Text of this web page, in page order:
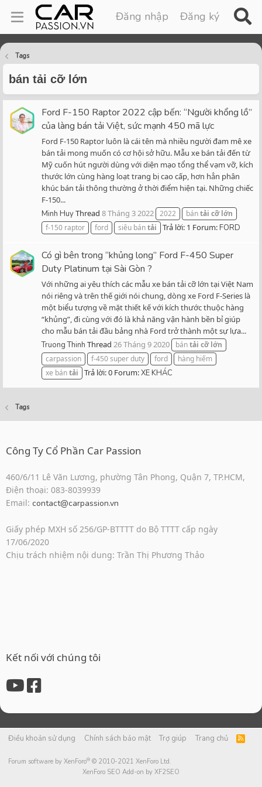
Đăng nhập Đăng ký
Tags
bán tải cỡ lớn
Ford F-150 Raptor 2022 cập bến: “Người khổng lồ”
của làng bán tải Việt, sức mạnh 450 mã lực
Ford F-150 Raptor luôn là cái tên mà nhiều người đam mê xe
bán tải mong muốn có cơ hội sở hữu. Mẫu xe bán tải đến từ
Mỹ cuốn hút người dùng với diện mạo tổng thể vạm vỡ, kích
thước lớn cùng hàng loạt trang bị cao cấp, hơn hẳn phân
khúc bán tải thông thường ở thời điểm hiện tại. Những chiếc
F-150...
Minh HuyThread 8 Tháng 3 2022 2022 bántải cỡ lớn
f-150 raptor
ford siêu bántải Trả lời: 1 Forum:FORD
Có gì bên trong “khủng long” Ford F-450 Super
Duty Platinum tại Sài Gòn ?
Với những ai yêu thích các mẫu xe bán tải cỡ lớn tại Việt Nam
nói riêng và trên thế giới nói chung, dòng xe Ford F-Series là
một biểu tượng về mặt thiết kế với kích thước thuộc hàng
“khủng”, đi cùng với đó là khả năng vận hành bền bỉ giúp
cho mẫu bán tải đầu bảng nhà Ford trở thành một sự lựa...
Truong Thinh Thread 26 Tháng 9 2020 bántải cỡ lớn
carpassion
f-450 super duty ford
hàng hiếm
xe bántải Trả lời: 0 Forum:XE KHÁC
Tags
Công Ty Cổ Phần Car Passion
460/6/11 Lê Văn Lương, phường Tân Phong, Quận 7, TP.HCM,
Điện thoại: 083-8039939
Email: contact@carpassion.vn
Giấy phép MXH số 256/GP-BTTTT do Bộ TTTT cấp ngày
17/06/2020
Chịu trách nhiệm nội dung: Trần Thị Phương Thảo
Kết nối với chúng tôi
Điều khoản sử dụng Chính sách bảo mật Trợ giúp Trang chủ
R
S
Forum software by XenForo® © 2010-2021 XenForo Ltd.
XenForo SEO Add-on by XF2SEO